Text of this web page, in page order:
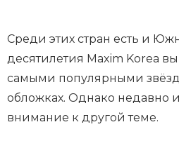
Среди этих стран есть и
десятилетия Maxim Korea
самыми популярными
обложках. Однако недавно
внимание к другой теме.